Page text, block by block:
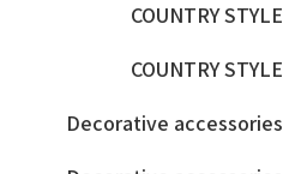
COUNTRY STYLE
COUNTRY STYLE
Decorative accessories